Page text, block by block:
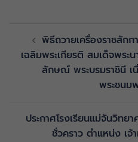
พิธีถวายเครื่องราชสักก
เฉลิมพระเกียรติ สมเด็จพระ
ลักษณ์ พระบรมราชินี เ
พระชนม
ประกาศโรงเรียนแม่จันวิทย
ชั่วคราว ตำแหน่ง เจ้